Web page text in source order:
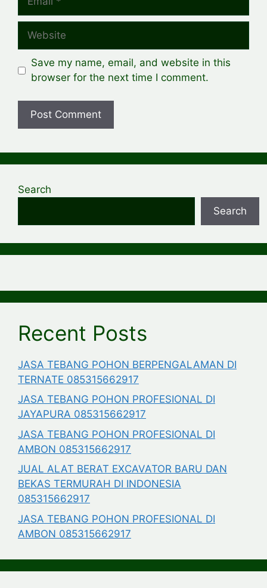
Website
Save my name, email, and website in this
browser for the next time I comment.
Search
Search
Recent Posts
JASA TEBANG POHON BERPENGALAMAN DI
TERNATE 085315662917
JASA TEBANG POHON PROFESIONAL DI
JAYAPURA 085315662917
JASA TEBANG POHON PROFESIONAL DI
AMBON 085315662917
JUAL ALAT BERAT EXCAVATOR BARU DAN
BEKAS TERMURAH DI INDONESIA
085315662917
JASA TEBANG POHON PROFESIONAL DI
AMBON 085315662917